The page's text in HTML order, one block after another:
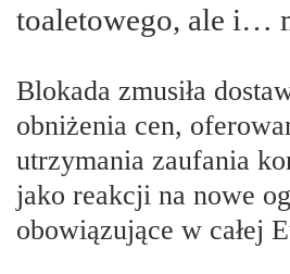
toaletowego, ale i…
Blokada zmusiła
obniżenia cen,
utrzymania zaufania
jako reakcji na nowe
obowiązujące w całej